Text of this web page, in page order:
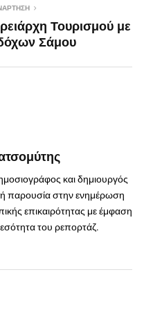
Τουρισμού με
Σάμου
και δημιουργός
παρουσία στην ενημέρωση
επικαιρότητας με έμφαση
του ρεπορτάζ.